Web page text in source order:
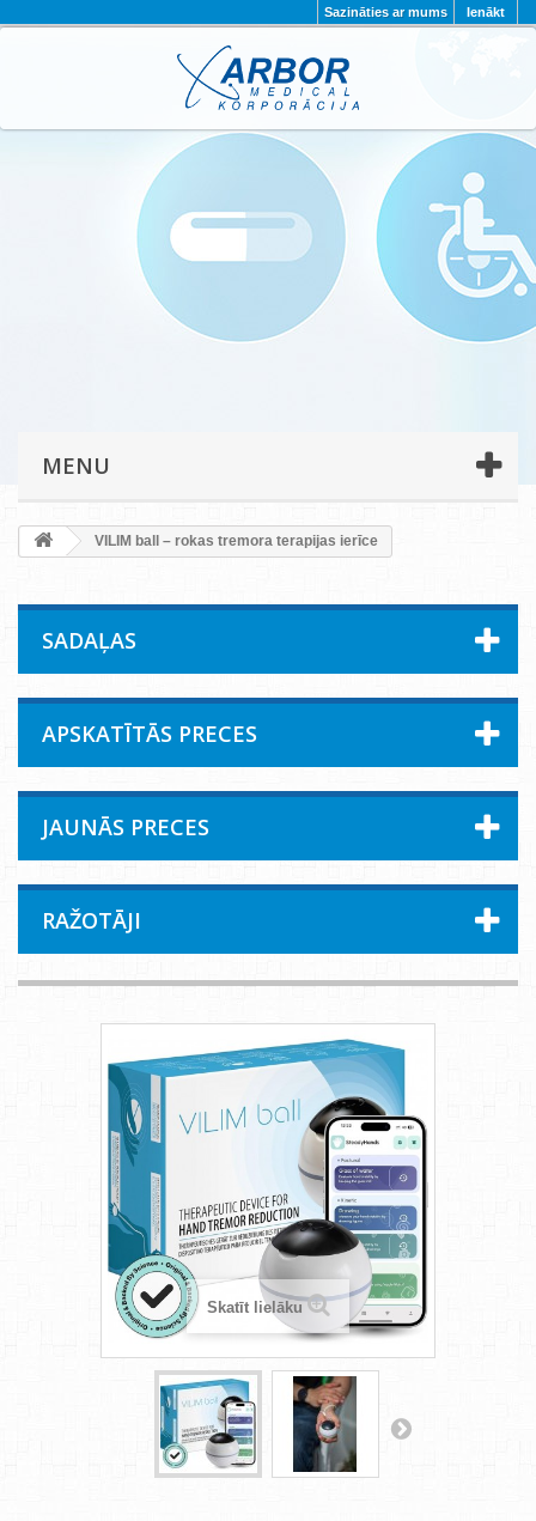
Ienākt
Sazināties ar mums
PAR MUMS PROJEKTI
KONTAKTI
PRIVĀTUMA POLITIKA
MENU
VILIM ball – rokas tremora terapijas ierīce
SADAĻAS
APSKATĪTĀS PRECES
JAUNĀS PRECES
RAŽOTĀJI
Skatīt lielāku